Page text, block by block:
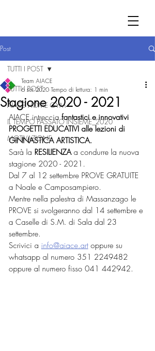
Post
TUTTI I POST
AIACE HOME GYM
IL TEMPO PASSATO INSIEME_2020
MOTIVAZIONE
TUTTI I POST
Stagione 2020 - 2021
Team AIACE
6 set 2020 Tempo di lettura: 1 min
AIACE intreccia fantastici e innovativi
PROGETTI EDUCATIVI alle lezioni di
GINNASTICA ARTISTICA.
Sarà la RESILIENZA a condurre la nuova
stagione 2020 - 2021.
Dal 7 al 12 settembre PROVE GRATUITE
a Noale e Camposampiero.
Mentre nella palestra di Massanzago le
PROVE si svolgeranno dal 14 settembre e
a Caselle di S.M. di Sala dal 23
settembre.
Scrivici a info@aiace.art oppure su
whatsapp al numero 351 2249482
oppure al numero fisso 041 442942.